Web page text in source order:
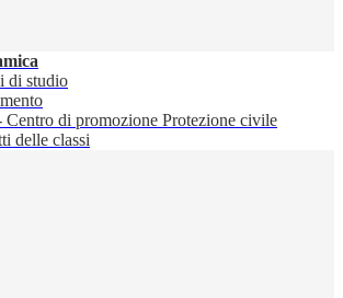
di studio
Centro di promozione Protezione civile
delle classi